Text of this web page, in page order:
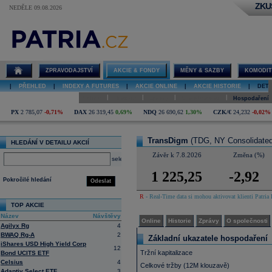
NEDĚLE 09.08.2026
TransDigm
ZPRAVODAJSTVÍ AKCIE & FONDY MĚNY & SAZBY
PŘEHLED INDEXY A FUTURES AKCIE ONLINE AKCIE HISTORIE
Hospodaření
PX 2 785,07 -0,71% DAX 26 319,45 0,69% NDQ 26 690,62 1,30% CZK/€ 24,232 -0,02%
HLEDÁNÍ V DETAILU AKCIÍ
select
Odeslat
Pokročilé hledání
TOP AKCIE
Název
Návštěvy
Agilyx Rg
4
BWAQ Rg-A
2
iShares USD High Yield Corp
Bond UCITS ETF
12
Celsius
4
TransDigm (TDG, NY
Závěr k 7.8.2026 Změna (%)
1 225,25 -2,92
R - Real-Time data si mohou aktivovat klienti
Online Historie Zprávy O společnosti
Základní ukazatele hospodaření
Tržní kapitalizace
Celkové tržby (12M klouzavě)